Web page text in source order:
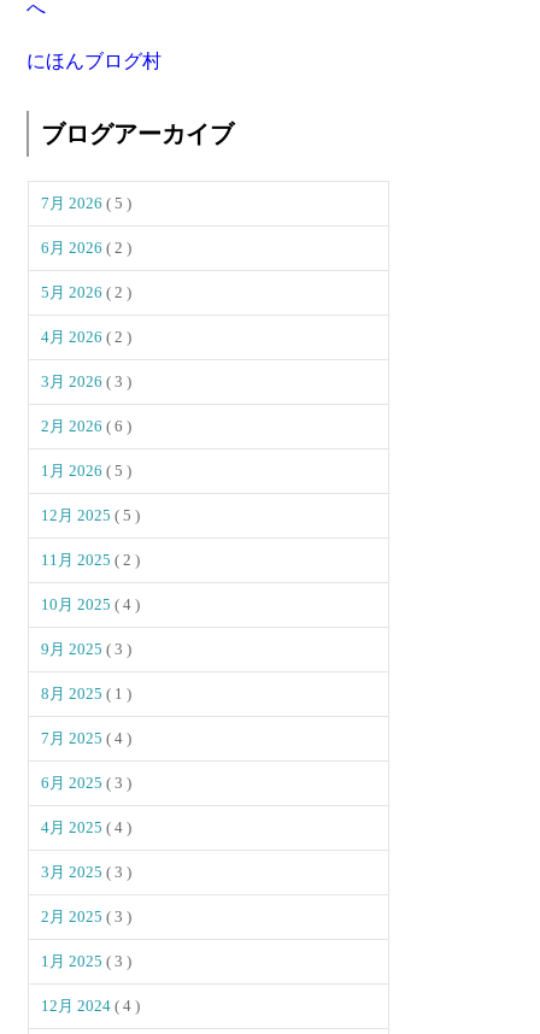
にほんブログ村
ブログアーカイブ
7月 2026( 5 )
6月 2026( 2 )
5月 2026( 2 )
4月 2026( 2 )
3月 2026( 3 )
2月 2026( 6 )
1月 2026( 5 )
12月 2025( 5 )
11月 2025( 2 )
10月 2025( 4 )
9月 2025( 3 )
8月 2025( 1 )
7月 2025( 4 )
6月 2025( 3 )
4月 2025( 4 )
3月 2025( 3 )
2月 2025( 3 )
1月 2025( 3 )
12月 2024( 4 )